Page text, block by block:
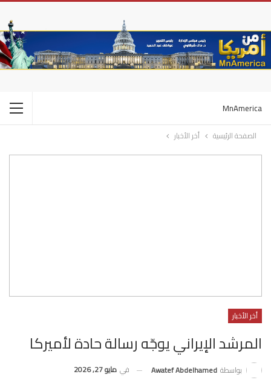
MnAmerica
الصفحة الرئيسية أخر الأخبار
أخر الأخبار
المرشد الإيراني يوجّه رسالة حادة لأميركا
بواسطة Awatef Abdelhamed في مايو 27, 2026